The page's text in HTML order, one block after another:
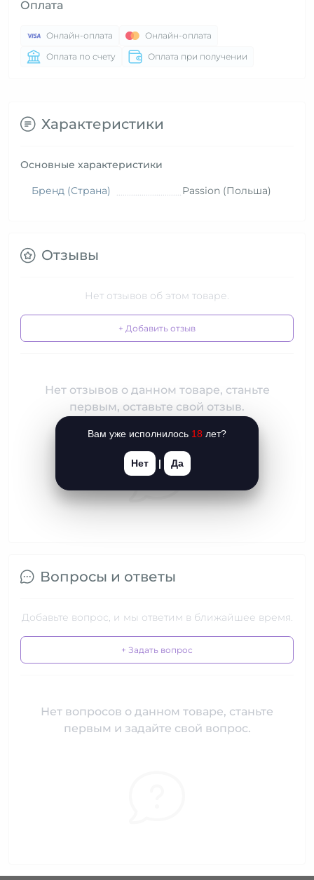
Оплата
Онлайн-оплата
Онлайн-оплата
Оплата по счету
Оплата при получении
Характеристики
Основные характеристики
Бренд (Страна) Passion (Польша)
Отзывы
Нет отзывов об этом товаре.
+ Добавить отзыв
Нет отзывов о данном товаре, станьте
первым, оставьте свой отзыв.
Вопросы и ответы
Добавьте вопрос, и мы ответим в ближайшее время.
+ Задать вопрос
Нет вопросов о данном товаре, станьте
первым и задайте свой вопрос.
Вам уже исполнилось 18 лет?
Нет | Да